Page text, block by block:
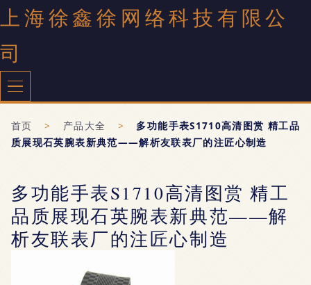
上海徐鑫徐网络科技有限公
司
首页 > 产品大全 >
多功能手表S1710高清图赏 精工品
质展现石英腕表新典范——解析友联表厂的注匠心制造
多功能手表S1710高清图赏 精工
品质展现石英腕表新典范——解
析友联表厂的注匠心制造